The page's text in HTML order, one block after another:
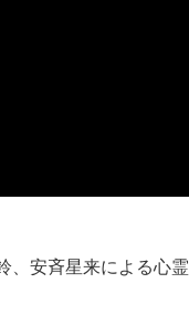
、安斉星来による心